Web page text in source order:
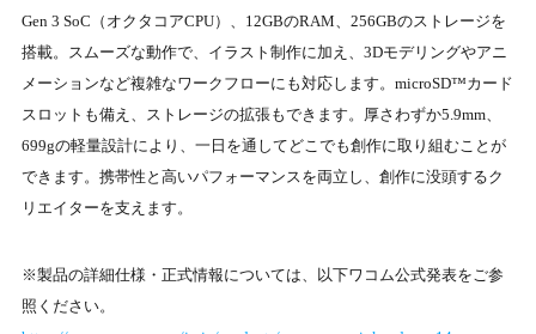
Gen 3 SoC（オクタコアCPU）、12GBのRAM、256GBのストレージを
搭載。スムーズな動作で、イラスト制作に加え、3Dモデリングやアニ
メーションなど複雑なワークフローにも対応します。microSD™カード
スロットも備え、ストレージの拡張もできます。厚さわずか5.9mm、
699gの軽量設計により、一日を通してどこでも創作に取り組むことが
できます。携帯性と高いパフォーマンスを両立し、創作に没頭するク
リエイターを支えます。
※製品の詳細仕様・正式情報については、以下ワコム公式発表をご参
照ください。